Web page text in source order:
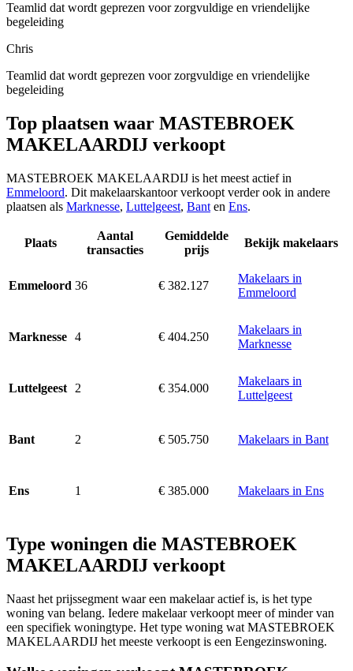
Teamlid dat wordt geprezen voor zorgvuldige en vriendelijke
begeleiding
Chris
Teamlid dat wordt geprezen voor zorgvuldige en vriendelijke
begeleiding
Top plaatsen waar MASTEBROEK
MAKELAARDIJ verkoopt
MASTEBROEK MAKELAARDIJ is het meest actief in
Emmeloord. Dit makelaarskantoor verkoopt verder ook in andere
plaatsen als Marknesse, Luttelgeest, Bant en Ens.
Plaats
Aantal
transacties
Gemiddelde
prijs
Bekijk makelaars
Emmeloord 36 € 382.127
Makelaars in
Emmeloord
Marknesse 4 € 404.250
Makelaars in
Marknesse
Luttelgeest 2 € 354.000
Makelaars in
Luttelgeest
Bant 2 € 505.750 Makelaars in Bant
Ens 1 € 385.000 Makelaars in Ens
Type woningen die MASTEBROEK
MAKELAARDIJ verkoopt
Naast het prijssegment waar een makelaar actief is, is het type
woning van belang. Iedere makelaar verkoopt meer of minder van
een specifiek woningtype. Het type woning wat MASTEBROEK
MAKELAARDIJ het meeste verkoopt is een Eengezinswoning.